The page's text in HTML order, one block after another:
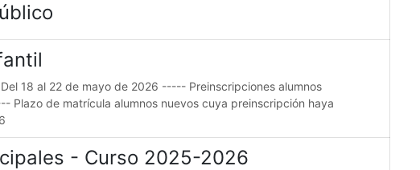
18 al 22 de mayo de 2026 ----- Preinscripciones alumnos
Plazo de matrícula alumnos nuevos cuya preinscripción haya
- Curso 2025-2026